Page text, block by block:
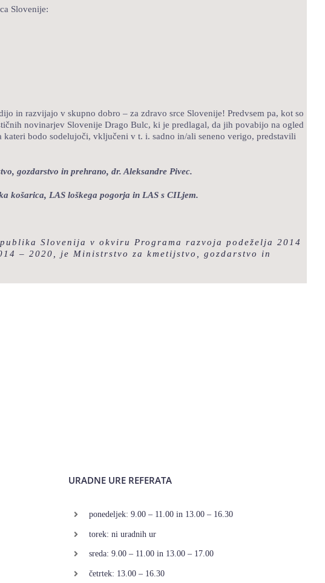
Slovenije:
in razvijajo v skupno dobro – za zdravo srce Slovenije! Predvsem pa, kot so
novinarjev Slovenije Drago Bulc, ki je predlagal, da jih povabijo na ogled
bodo sodelujoči, vključeni v t. i. sadno in/ali seneno verigo, predstavili
gozdarstvo in prehrano, dr. Aleksandre Pivec.
košarica, LAS loškega pogorja in LAS s CILjem.
Slovenija v okviru Programa razvoja podeželja 2014
– 2020, je Ministrstvo za kmetijstvo, gozdarstvo in
URADNE URE REFERATA
ponedeljek: 9.00 – 11.00 in 13.00 – 16.30
torek: ni uradnih ur
sreda: 9.00 – 11.00 in 13.00 – 17.00
četrtek: 13.00 – 16.30